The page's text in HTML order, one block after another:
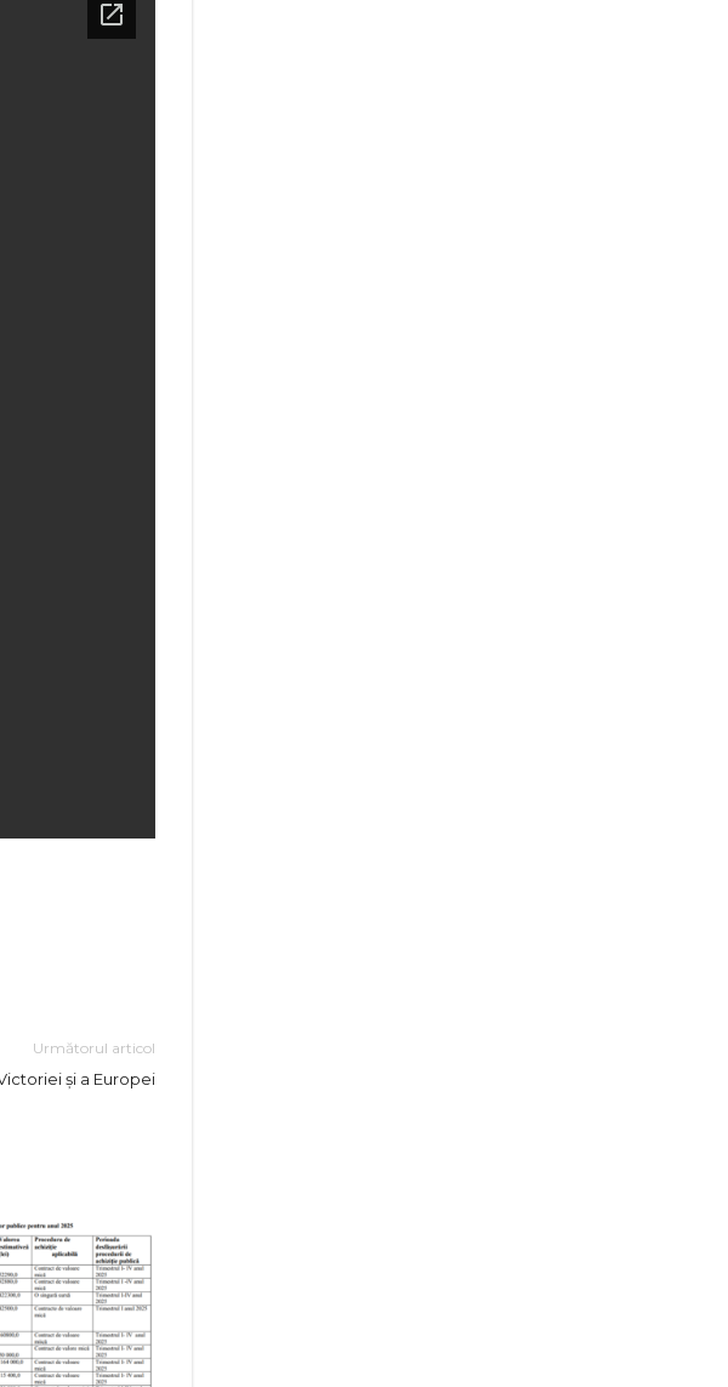
Următorul articol
și a Europei